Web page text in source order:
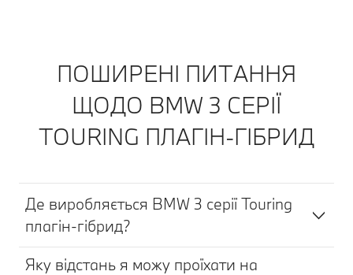
ПОШИРЕНІ ПИТАННЯ
ЩОДО BMW 3 СЕРІЇ
TOURING ПЛАГІН-ГІБРИД
Де виробляється BMW 3 серії Touring
плагін-гібрид?
Яку відстань я можу проїхати на